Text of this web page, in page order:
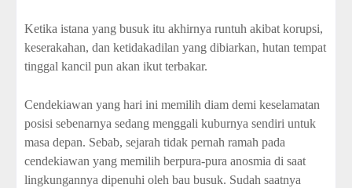
Ketika istana yang busuk itu akhirnya runtuh akibat korupsi,
keserakahan, dan ketidakadilan yang dibiarkan, hutan tempat
tinggal kancil pun akan ikut terbakar.
Cendekiawan yang hari ini memilih diam demi keselamatan
posisi sebenarnya sedang menggali kuburnya sendiri untuk
masa depan. Sebab, sejarah tidak pernah ramah pada
cendekiawan yang memilih berpura-pura anosmia di saat
lingkungannya dipenuhi oleh bau busuk. Sudah saatnya